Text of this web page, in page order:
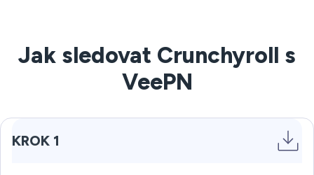
Jak sledovat Crunchyroll s
VeePN
KROK 1